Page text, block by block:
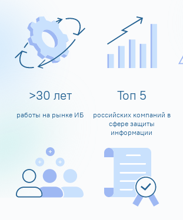
>30 лет
работы на рынке ИБ
Топ 5
российских компаний в
сфере защиты
информации